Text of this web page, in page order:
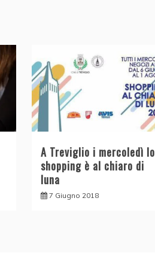
A Treviglio i mercoledì lo
shopping è al chiaro di
luna
7 Giugno 2018